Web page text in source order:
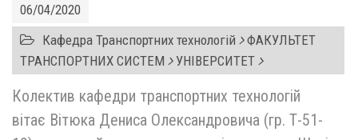
06/04/2020
Кафедра Транспортних технологій ФАКУЛЬТЕТ
ТРАНСПОРТНИХ СИСТЕМ УНІВЕРСИТЕТ
Колектив кафедри транспортних технологій
вітає Вітюка Дениса Олександровича (гр. Т-51-